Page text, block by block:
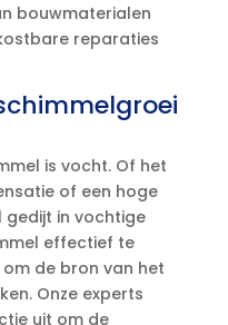
bouwmaterialen
reparaties
is vocht.​ Of het
of een hoge
gedijt in vochtige
effectief te
de bron van het
Onze experts
uit om de